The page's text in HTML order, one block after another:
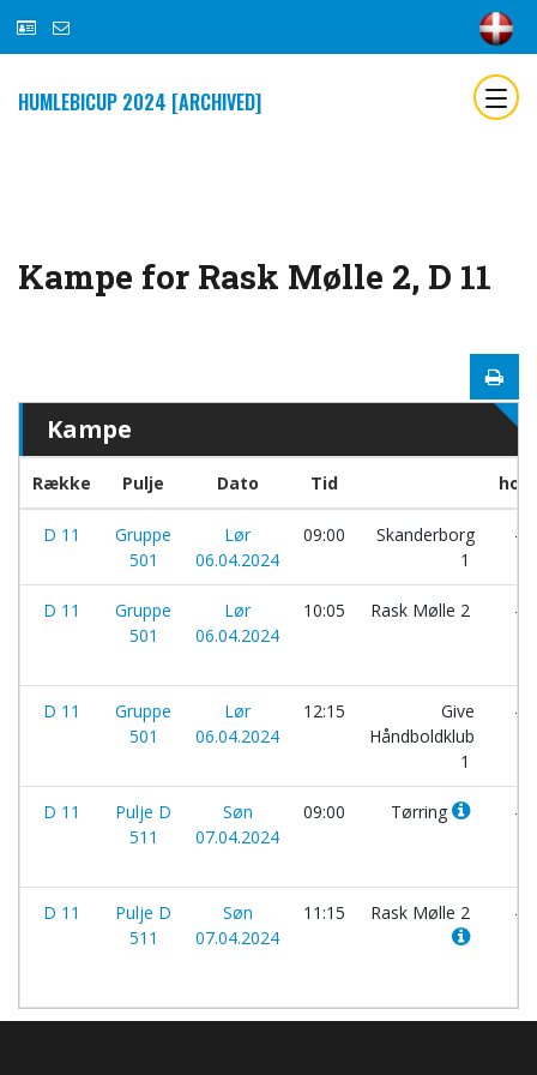
HUMLEBICUP 2024 [ARCHIVED]
Kampe for Rask Mølle 2, D 11
Kampe
Række Pulje Dato Tid hold
D 11
Gruppe
501
Lør
06.04.2024
09:00
Skanderborg
1
-
D 11
Gruppe
501
Lør
06.04.2024
10:05 Rask Mølle 2 -
D 11
Gruppe
501
Lør
06.04.2024
12:15
Give
Håndboldklub
1
-
D 11
Pulje D
511
Søn
07.04.2024
09:00 Tørring -
D 11
Pulje D
511
Søn
07.04.2024
11:15 Rask Mølle 2 -